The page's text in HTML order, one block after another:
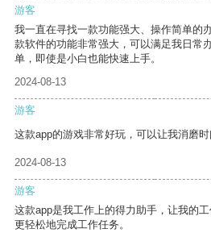
游客
我一直在寻找一款功能强大、操作简单的
款软件的功能非常强大，可以满足我日常
单，即使是小白也能快速上手。
2024-08-13
游客
这款app的游戏非常好玩，可以让我消磨时
2024-08-13
游客
这款app是我工作上的得力助手，让我的
更轻松地完成工作任务。